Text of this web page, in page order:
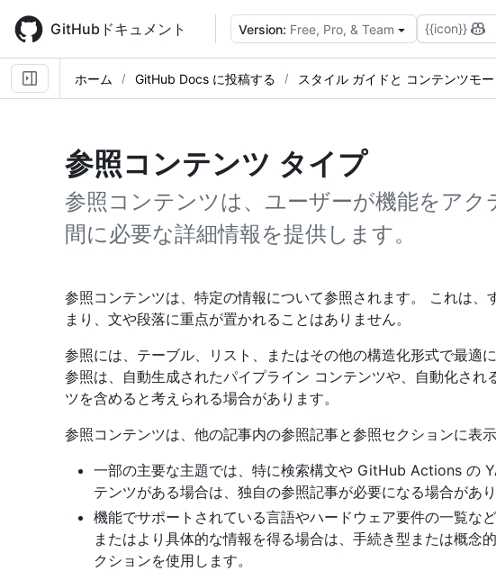
main
content
GitHubドキュメント Version: Free, Pro, & Team {{icon}}
ホーム GitHub Docs に投稿する スタイル ガイドと コンテンツモー
参照コンテンツ タイプ
参照コンテンツは、ユーザーが機能をアク
間に必要な詳細情報を提供します。
参照コンテンツは、特定の情報について参照されます。 これは、
まり、文や段落に重点が置かれることはありません。
参照には、テーブル、リスト、またはその他の構造化形式で最適
参照は、自動生成されたパイプライン コンテンツや、自動化され
ツを含めると考えられる場合があります。
参照コンテンツは、他の記事内の参照記事と参照セクションに表示
一部の主要な主題では、特に検索構文や GitHub Actions の
テンツがある場合は、独自の参照記事が必要になる場合があり
機能でサポートされている言語やハードウェア要件の一覧な
またはより具体的な情報を得る場合は、手続き型または概念
クションを使用します。